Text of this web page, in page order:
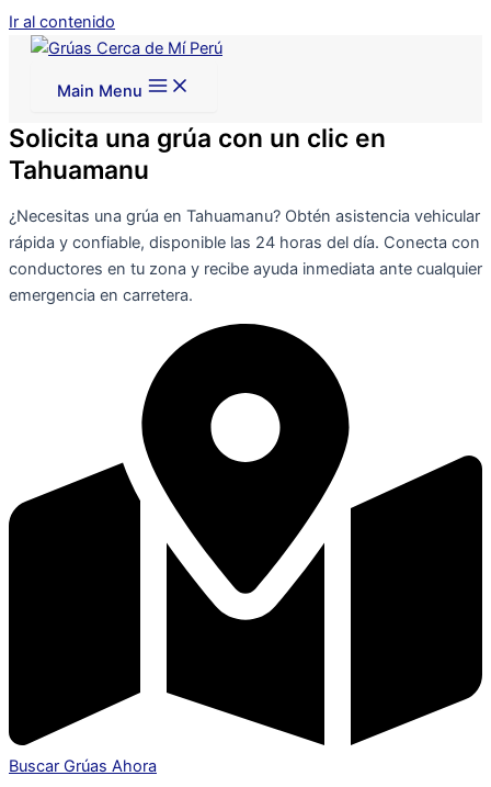
Ir al contenido
Main Menu
Solicita una grúa con un clic en
Tahuamanu
¿Necesitas una grúa en Tahuamanu? Obtén asistencia vehicular
rápida y confiable, disponible las 24 horas del día. Conecta con
conductores en tu zona y recibe ayuda inmediata ante cualquier
emergencia en carretera.
Buscar Grúas Ahora